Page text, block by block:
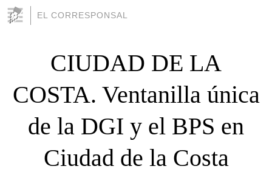
EL CORRESPONSAL
CIUDAD DE LA
COSTA. Ventanilla única
de la DGI y el BPS en
Ciudad de la Costa